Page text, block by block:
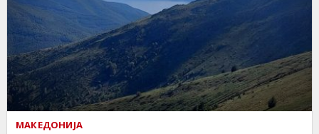
МАКЕДОНИЈА